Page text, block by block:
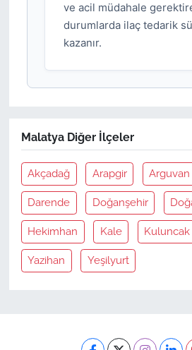
ve acil müdahale
durumlarda ilaç tedarik
kazanır.
Malatya Diğer İlçeler
Akçadağ Arapgir Arguvan
Darende Doğanşehir
Hekimhan Kale Kuluncak
Yazihan Yeşilyurt